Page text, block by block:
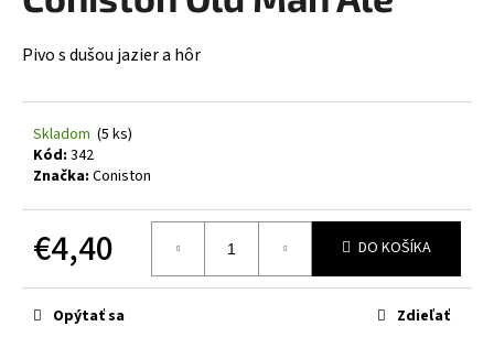
z
5Pivo s dušou jazier a hôr
Skladom (5 ks)
Kód: 342
Značka: Coniston
€4,40
cena:
DO KOŠÍKA
Opýtať sa Zdieľať
j
?
HĽADAŤ